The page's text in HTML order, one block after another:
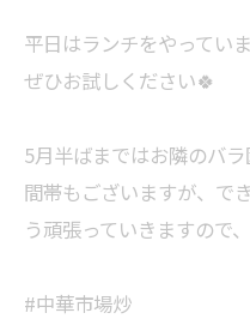
平日はランチをやってい
ぜひお試しください🍀
5月半ばまではお隣のバ
間帯もございますが、で
う頑張っていきますので
#中華市場炒